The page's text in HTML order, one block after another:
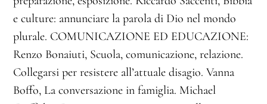
e culture: annunciare la parola di Dio nel mondo
plurale. COMUNICAZIONE ED EDUCAZIONE:
Renzo Bonaiuti, Scuola, comunicazione, relazione.
Collegarsi per resistere all’attuale disagio. Vanna
Boffo, La conversazione in famiglia. Michael